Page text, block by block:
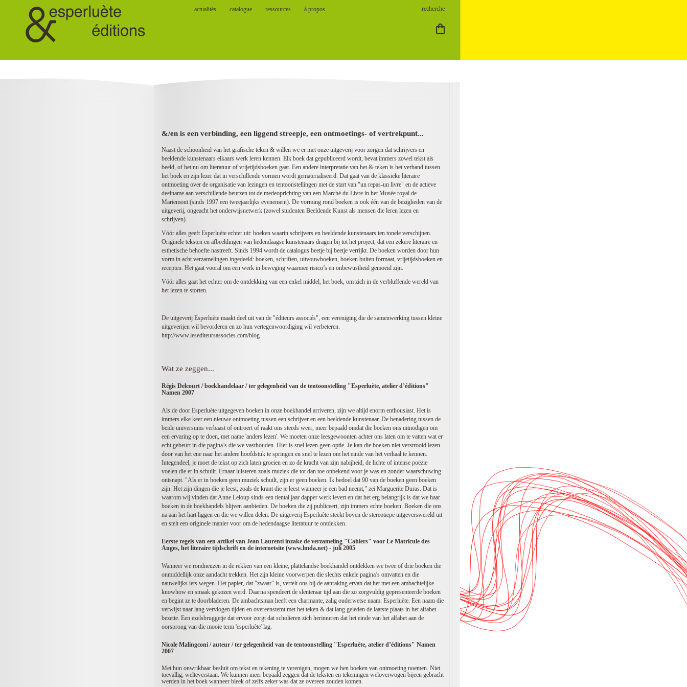
actualités catalogue ressources à propos
&/en is een verbinding, een liggend streepje, een ontmoetings- of vertrekpunt...
Naast de schoonheid van het grafische teken & willen we er met onze uitgeverij voor zorgen dat schrijvers en
beeldende kunstenaars elkaars werk leren kennen. Elk boek dat gepubliceerd wordt, bevat immers zowel tekst als
beeld, of het nu om literatuur of vrijetijdsboeken gaat. Een andere interpretatie van het &-teken is het verband tussen
het boek en zijn lezer dat in verschillende vormen wordt gematerialiseerd. Dat gaat van de klassieke literaire
ontmoeting over de organisatie van lezingen en tentoonstellingen met de start van "un repas-un livre" en de actieve
deelname aan verschillende beurzen tot de medeoprichting van een Marché du Livre in het Musée royal de
Mariemont (sinds 1997 een tweejaarlijks evenement). De vorming rond boeken is ook één van de bezigheden van de
uitgeverij, ongeacht het onderwijsnetwerk (zowel studenten Beeldende Kunst als mensen die leren lezen en
schrijven).
Vóór alles geeft Esperluète echter uit: boeken waarin schrijvers en beeldende kunstenaars ten tonele verschijnen.
Originele teksten en afbeeldingen van hedendaagse kunstenaars dragen bij tot het project, dat een zekere literaire en
esthetische behoefte nastreeft. Sinds 1994 wordt de catalogus beetje bij beetje verrijkt. De boeken worden door hun
vorm in acht verzamelingen ingedeeld: boeken, schriften, uitvouwboeken, boeken buiten formaat, vrijetijdsboeken en
recepten. Het gaat vooral om een werk in beweging waarmee risico’s en onbewustheid gemoeid zijn.
Vóór alles gaat het echter om de ontdekking van een enkel middel, het boek, om zich in de verbluffende wereld van
het lezen te storten.
De uitgeverij Esperluète maakt deel uit van de "éditeurs associés", een vereniging die de samenwerking tussen kleine
uitgeverijen wil bevorderen en zo hun vertegenwoordiging wil verbeteren.
http://www.lesediteursassocies.com/blog
Wat ze zeggen...
Régis Delcourt / boekhandelaar / ter gelegenheid van de tentoonstelling "Esperluète, atelier d’éditions"
Namen 2007
Als de door Esperluète uitgegeven boeken in onze boekhandel arriveren, zijn we altijd enorm enthousiast. Het is
immers elke keer een nieuwe ontmoeting tussen een schrijver en een beeldende kunstenaar. De benadering tussen de
beide universums verbaast of ontroert of raakt ons steeds weer, meer bepaald omdat die boeken ons uitnodigen om
een ervaring op te doen, met name 'anders lezen'. We moeten onze leesgewoonten achter ons laten om te vatten wat er
echt gebeurt in die pagina’s die we vasthouden. Hier is snel lezen geen optie. Je kan die boeken niet verstrooid lezen
door van het ene naar het andere hoofdstuk te springen en snel te lezen om het einde van het verhaal te kennen.
Integendeel, je moet de tekst op zich laten groeien en zo de kracht van zijn nabijheid, de lichte of intense poëzie
voelen die er in schuilt. Ernaar luisteren zoals muziek die tot dan toe onbekend voor je was en zonder waarschuwing
ontsnapt. "Als er in boeken geen muziek schuilt, zijn er geen boeken. Ik bedoel dat 90 van de boeken geen boeken
zijn. Het zijn dingen die je leest, zoals de krant die je leest wanneer je een bad neemt," zei Marguerite Duras. Dat is
waarom wij vinden dat Anne Leloup sinds een tiental jaar dapper werk levert en dat het erg belangrijk is dat we haar
boeken in de boekhandels blijven aanbieden. De boeken die zij publiceert, zijn immers echte boeken. Boeken die ons
na aan het hart liggen en die we willen delen. De uitgeverij Esperluète steekt boven de stereotiepe uitgeverswereld uit
en stelt een originele manier voor om de hedendaagse literatuur te ontdekken.
Eerste regels van een artikel van Jean Laurenti inzake de verzameling "Cahiers" voor Le Matricule des
Anges, het literaire tijdschrift en de internetsite (www.lmda.net) - juli 2005
Wanneer we rondneuzen in de rekken van een kleine, plattelandse boekhandel ontdekken we twee of drie boeken die
onmiddellijk onze aandacht trekken. Het zijn kleine voorwerpen die slechts enkele pagina’s omvatten en die
nauwelijks iets wegen. Het papier, dat "zwaar" is, vertelt ons bij de aanraking ervan dat het met een ambachtelijke
knowhow en smaak gekozen werd. Daarna spendeert de slenteraar tijd aan die zo zorgvuldig gepresenteerde boeken
en begint ze te doorbladeren. De ambachtsman heeft een charmante, zalig ouderwetse naam: Esperluète. Een naam die
verwijst naar lang vervlogen tijden en overeenstemt met het teken & dat lang geleden de laatste plaats in het alfabet
bezette. Een ezelsbruggetje dat ervoor zorgt dat scholieren zich herinneren dat het einde van het alfabet aan de
oorsprong van die mooie term 'esperluète' lag.
Nicole Malingconi / auteur / ter gelegenheid van de tentoonstelling "Esperluète, atelier d’éditions" Namen
2007
Met hun onwrikbaar besluit om tekst en tekening te verenigen, mogen we hen boeken van ontmoeting noemen. Niet
toevallig, welteverstaan. We kunnen meer bepaald zeggen dat de teksten en tekeningen weloverwogen bijeen gebracht
werden in het boek wanneer bleek of zelfs zeker was dat ze overeen zouden komen.